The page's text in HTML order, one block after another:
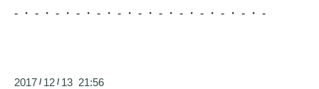
- ・ - ・ - ・ - ・ - ・ - ・ - ・ - ・ - ・ - ・ - ・ - ・ -
2017 / 12 / 13 21:56